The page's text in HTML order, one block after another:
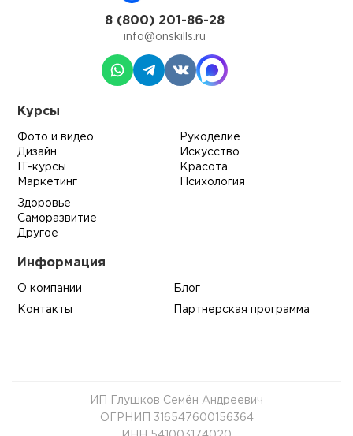
8 (800) 201-86-28
info@onskills.ru
Курсы
Фото и видео
Дизайн
IT-курсы
Маркетинг
Рукоделие
Искусство
Красота
Психология
Здоровье
Саморазвитие
Другое
Информация
О компании Блог
Контакты Партнерская программа
ИП Глушков Семён Андреевич
ОГРНИП 316547600156364